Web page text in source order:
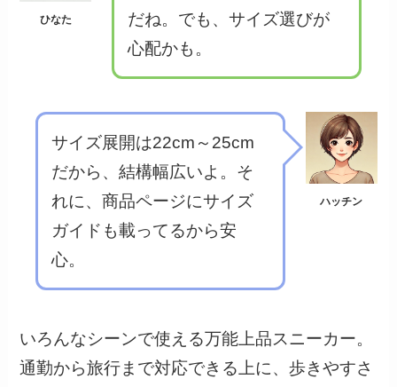
ひなた
だね。でも、サイズ選びが
心配かも。
ハッチン
サイズ展開は22cm～25cm
だから、結構幅広いよ。そ
れに、商品ページにサイズ
ガイドも載ってるから安
心。
いろんなシーンで使える万能上品スニーカー。
通勤から旅行まで対応できる上に、歩きやすさ